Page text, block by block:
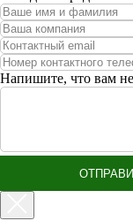
Напишите, что вам